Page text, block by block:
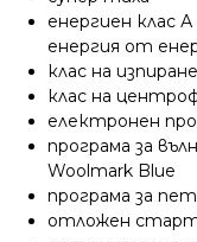
енергиен клас А
енергия от
клас на
клас на
електронен
програма за
Woolmark Blue
програма за
отложен